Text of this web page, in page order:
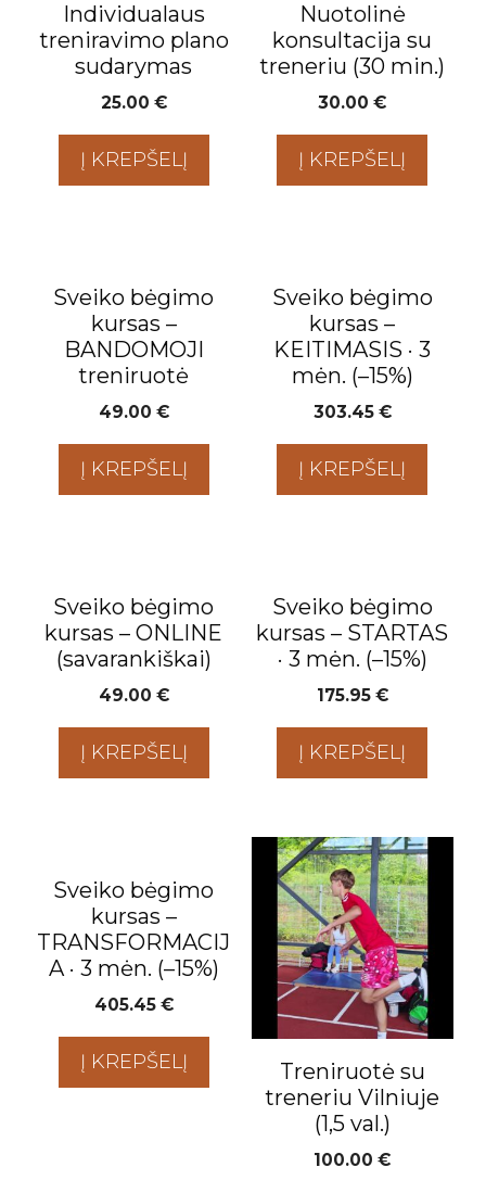
Individualaus
treniravimo plano
sudarymas
25.00 €
Į KREPŠELĮ
Nuotolinė
konsultacija su
treneriu (30 min.)
30.00€
Į KREPŠELĮ
Sveiko bėgimo
kursas –
BANDOMOJI
treniruotė
49.00 €
Į KREPŠELĮ
Sveiko bėgimo
kursas –
KEITIMASIS · 3
mėn. (–15%)
303.45 €
Į KREPŠELĮ
Sveiko bėgimo
kursas – ONLINE
(savarankiškai)
49.00 €
Į KREPŠELĮ
Sveiko bėgimo
kursas – STARTAS
· 3 mėn. (–15%)
175.95 €
Į KREPŠELĮ
Sveiko bėgimo
kursas –
TRANSFORMACIJ
A · 3 mėn. (–15%)
405.45 €
Į KREPŠELĮ
Treniruotė su
treneriu Vilniuje
(1,5 val.)
100.00€